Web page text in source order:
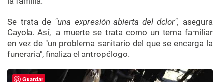
Se trata de "una expresión abierta del dolor", asegura
Cayola. Así, la muerte se trata como un tema familiar
en vez de "un problema sanitario del que se encarga la
funeraria", finaliza el antropólogo.
Guardar